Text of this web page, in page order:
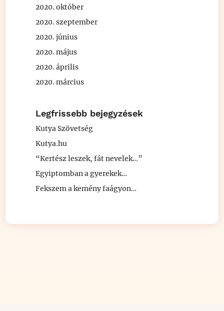
2020. október
2020. szeptember
2020. június
2020. május
2020. április
2020. március
Legfrissebb bejegyzések
Kutya Szövetség
Kutya.hu
“Kertész leszek, fát nevelek…”
Egyiptomban a gyerekek…
Fekszem a kemény faágyon…